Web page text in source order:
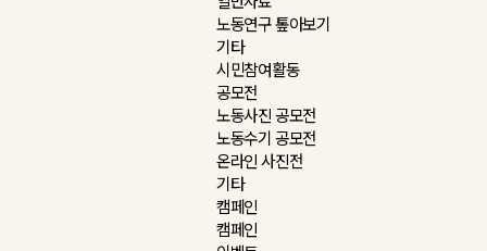
노동연구 톺아보기
기타
시민참여활동
공모전
노동사진 공모전
노동수기 공모전
온라인 사진전
기타
캠페인
캠페인